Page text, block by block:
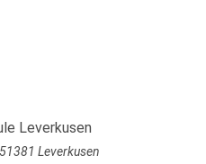
Leverkusen
Leverkusen